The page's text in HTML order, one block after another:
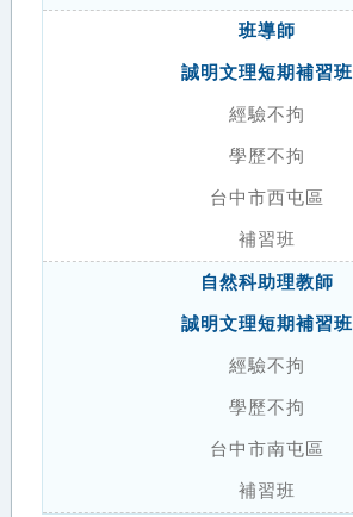
班導師
誠明文理短期補習班
經驗不拘
學歷不拘
台中市西屯區
補習班
自然科助理教師
誠明文理短期補習班
經驗不拘
學歷不拘
台中市南屯區
補習班